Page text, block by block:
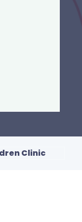
Clinic